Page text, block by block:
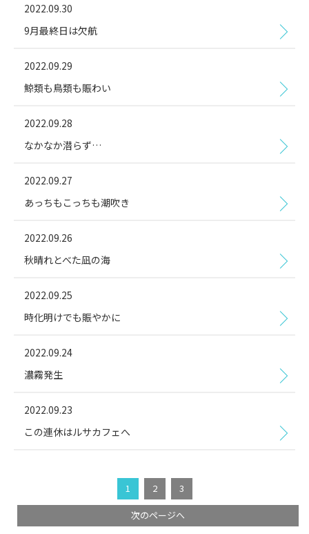
2022.09.30
9月最終日は欠航
2022.09.29
鯨類も鳥類も賑わい
2022.09.28
なかなか潜らず…
2022.09.27
あっちもこっちも潮吹き
2022.09.26
秋晴れとべた凪の海
2022.09.25
時化明けでも賑やかに
2022.09.24
濃霧発生
2022.09.23
この連休はルサカフェへ
1 2 3
次のページへ